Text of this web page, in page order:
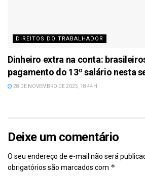
DIREITOS DO TRABALHADOR
Dinheiro extra na conta:
pagamento do 13º salário nesta
28 DE NOVEMBRO DE 2025, 18:44H
Deixe um comentário
O seu endereço de e-mail não será
obrigatórios são marcados com *